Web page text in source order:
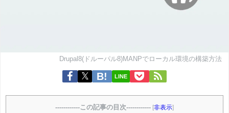
Drupal8(ドルーパル8)MANPでローカル環境の構築方法
LINE
------------この記事の目次------------ [非表示]